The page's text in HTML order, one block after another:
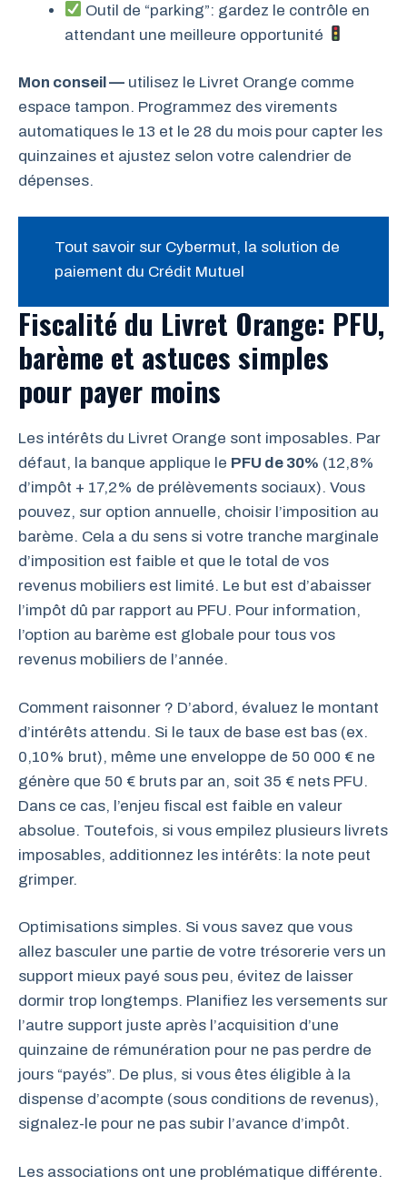
Outil de “parking”: gardez le contrôle en
attendant une meilleure opportunité
Mon conseil — utilisez le Livret Orange comme
espace tampon. Programmez des virements
automatiques le 13 et le 28 du mois pour capter les
quinzaines et ajustez selon votre calendrier de
dépenses.
Tout savoir sur Cybermut, la solution de
paiement du Crédit Mutuel
Fiscalité du Livret Orange: PFU,
barème et astuces simples
pour payer moins
Les intérêts du Livret Orange sont imposables. Par
défaut, la banque applique le PFU de 30% (12,8%
d’impôt + 17,2% de prélèvements sociaux). Vous
pouvez, sur option annuelle, choisir l’imposition au
barème. Cela a du sens si votre tranche marginale
d’imposition est faible et que le total de vos
revenus mobiliers est limité. Le but est d’abaisser
l’impôt dû par rapport au PFU. Pour information,
l’option au barème est globale pour tous vos
revenus mobiliers de l’année.
Comment raisonner ? D’abord, évaluez le montant
d’intérêts attendu. Si le taux de base est bas (ex.
0,10% brut), même une enveloppe de 50 000 € ne
génère que 50 € bruts par an, soit 35 € nets PFU.
Dans ce cas, l’enjeu fiscal est faible en valeur
absolue. Toutefois, si vous empilez plusieurs livrets
imposables, additionnez les intérêts: la note peut
grimper.
Optimisations simples. Si vous savez que vous
allez basculer une partie de votre trésorerie vers un
support mieux payé sous peu, évitez de laisser
dormir trop longtemps. Planifiez les versements sur
l’autre support juste après l’acquisition d’une
quinzaine de rémunération pour ne pas perdre de
jours “payés”. De plus, si vous êtes éligible à la
dispense d’acompte (sous conditions de revenus),
signalez-le pour ne pas subir l’avance d’impôt.
Les associations ont une problématique différente.